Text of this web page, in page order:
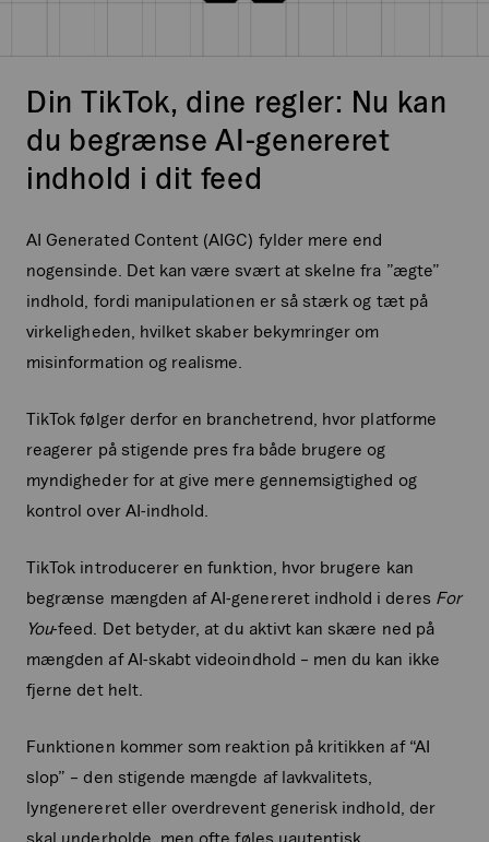
Din TikTok, dine regler: Nu kan
du begrænse AI-genereret
indhold i dit feed
AI Generated Content (AIGC) fylder mere end
nogensinde. Det kan være svært at skelne fra ”ægte”
indhold, fordi manipulationen er så stærk og tæt på
virkeligheden, hvilket skaber bekymringer om
misinformation og realisme.
TikTok følger derfor en branchetrend, hvor platforme
reagerer på stigende pres fra både brugere og
myndigheder for at give mere gennemsigtighed og
kontrol over AI-indhold.
TikTok introducerer en funktion, hvor brugere kan
begrænse mængden af AI-genereret indhold i deres For
You-feed. Det betyder, at du aktivt kan skære ned på
mængden af AI-skabt videoindhold – men du kan ikke
fjerne det helt.
Funktionen kommer som reaktion på kritikken af “AI
slop” – den stigende mængde af lavkvalitets,
lyngenereret eller overdrevent generisk indhold, der
skal underholde, men ofte føles uautentisk.